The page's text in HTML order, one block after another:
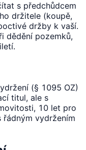
s předchůdcem
držitele (koupě,
držby k vaší.
dědění pozemků,
(§ 1095 OZ)
titul, ale s
10 let pro
vydržením